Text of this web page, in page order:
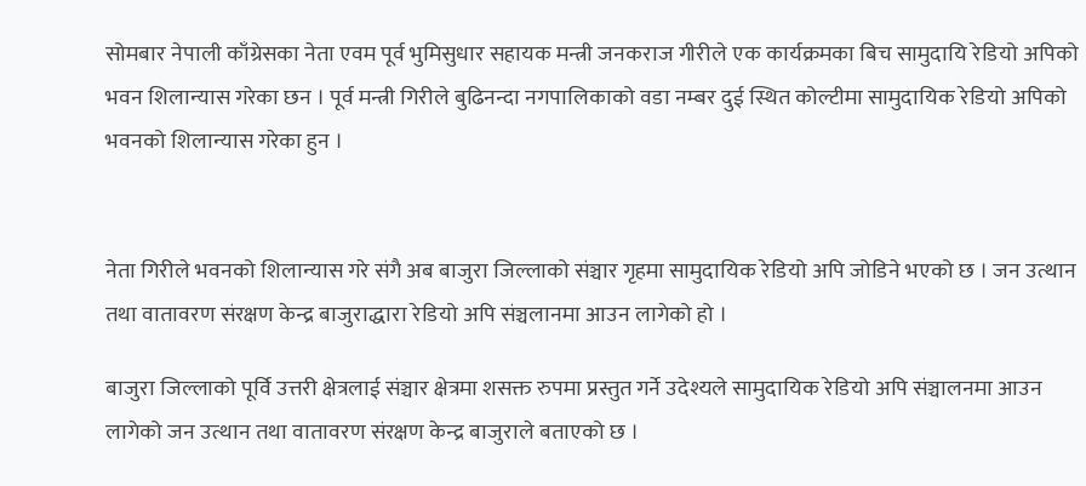
सोमबार नेपाली काँग्रेसका नेता एवम पूर्व भुमिसुधार सहायक मन्त्री जनकराज गीरीले एक कार्यक्रमका बिच सामुदायि रेडियो अपिको
भवन शिलान्यास गरेका छन । पूर्व मन्त्री गिरीले बुढिनन्दा नगपालिकाको वडा नम्बर दुई स्थित कोल्टीमा सामुदायिक रेडियो अपिको
भवनको शिलान्यास गरेका हुन ।
नेता गिरीले भवनको शिलान्यास गरे संगै अब बाजुरा जिल्लाको संञ्चार गृहमा सामुदायिक रेडियो अपि जोडिने भएको छ । जन उत्थान
तथा वातावरण संरक्षण केन्द्र बाजुराद्धारा रेडियो अपि संञ्चलानमा आउन लागेको हो ।
बाजुरा जिल्लाको पूर्वि उत्तरी क्षेत्रलाई संञ्चार क्षेत्रमा शसक्त रुपमा प्रस्तुत गर्ने उदेश्यले सामुदायिक रेडियो अपि संञ्चालनमा आउन
लागेको जन उत्थान तथा वातावरण संरक्षण केन्द्र बाजुराले बताएको छ ।